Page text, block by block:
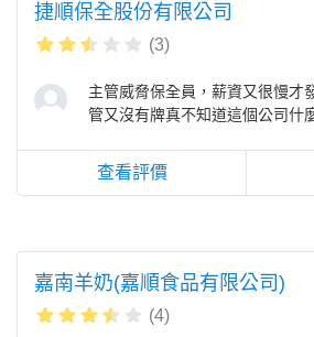
捷順保全股份有限公司
(3)
主管威脅保全員，薪資又很慢才
管又沒有牌真不知道這個公司什
查看評價
嘉南羊奶(嘉順食品有限公司)
(4)